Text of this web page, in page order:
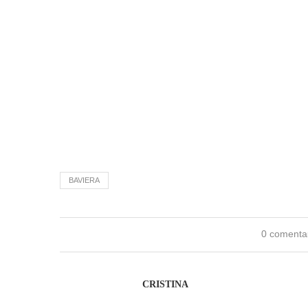
BAVIERA
0
CRISTINA